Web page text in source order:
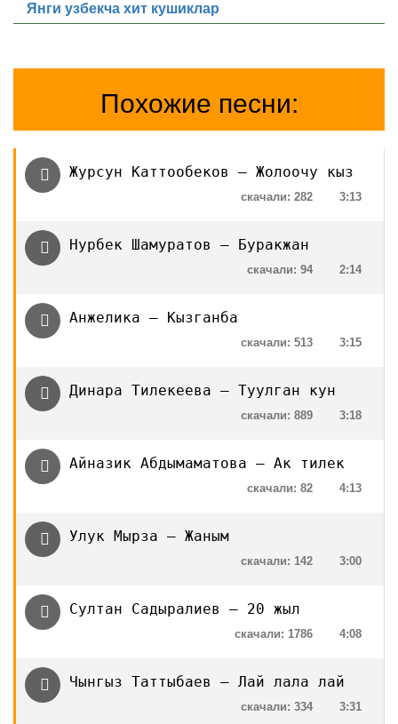
Янги узбекча хит кушиклар
Похожие песни:
Журсун Каттообеков — Жолоочу кыз
3:13
скачали: 282
Нурбек Шамуратов — Буракжан
2:14
скачали: 94
Анжелика — Кызганба
3:15
скачали: 513
Динара Тилекеева — Туулган кун
3:18
скачали: 889
Айназик Абдымаматова — Ак тилек
4:13
скачали: 82
Улук Мырза — Жаным
3:00
скачали: 142
Султан Садыралиев — 20 жыл
4:08
скачали: 1786
Чынгыз Таттыбаев — Лай лала лай
3:31
скачали: 334